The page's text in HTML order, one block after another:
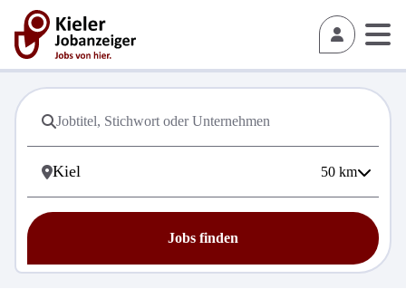
50 km
Jobs finden